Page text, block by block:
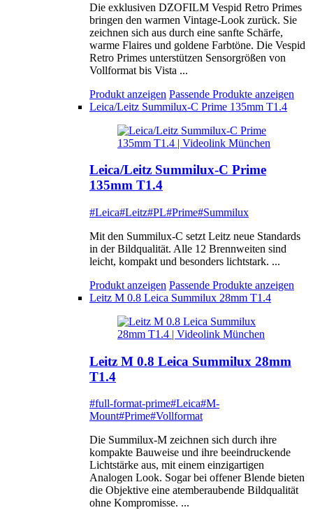
Die exklusiven DZOFILM Vespid Retro Primes
bringen den warmen Vintage-Look zurück. Sie
zeichnen sich aus durch eine sanfte Schärfe,
warme Flaires und goldene Farbtöne. Die Vespid
Retro Primes unterstützen Sensorgrößen von
Vollformat bis Vista ...
Produkt anzeigen Passende Produkte anzeigen
Leica/Leitz Summilux-C Prime 135mm T1.4
Leica/Leitz Summilux-C Prime
135mm T1.4
#Leica#Leitz#PL#Prime#Summilux
Mit den Summilux-C setzt Leitz neue Standards
in der Bildqualität. Alle 12 Brennweiten sind
leicht, kompakt und besonders lichtstark. ...
Produkt anzeigen Passende Produkte anzeigen
Leitz M 0.8 Leica Summilux 28mm T1.4
Leitz M 0.8 Leica Summilux 28mm
T1.4
#full-format-prime#Leica#M-
Mount#Prime#Vollformat
Die Summilux-M zeichnen sich durch ihre
kompakte Bauweise und ihre beeindruckende
Lichtstärke aus, mit einem einzigartigen
Analogen Look. Sogar bei offener Blende bieten
die Objektive eine atemberaubende Bildqualität
ohne Kompromisse. ...